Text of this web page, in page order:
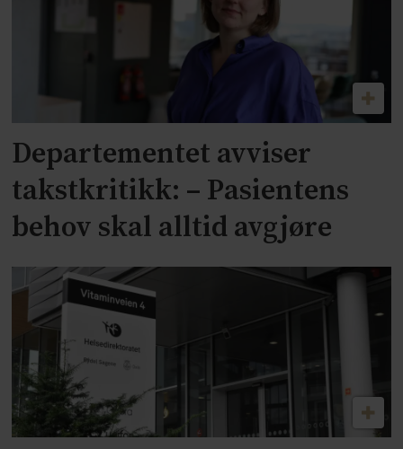
Departementet avviser
takstkritikk: – Pasientens
behov skal alltid avgjøre